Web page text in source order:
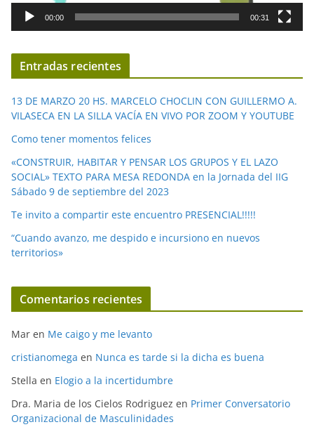
d
í
d
e
o
00:00 00:31
Entradas recientes
13 DE MARZO 20 HS. MARCELO CHOCLIN CON GUILLERMO A.
VILASECA EN LA SILLA VACÍA EN VIVO POR ZOOM Y YOUTUBE
Como tener momentos felices
«CONSTRUIR, HABITAR Y PENSAR LOS GRUPOS Y EL LAZO
SOCIAL» TEXTO PARA MESA REDONDA en la Jornada del IIG
Sábado 9 de septiembre del 2023
Te invito a compartir este encuentro PRESENCIAL!!!!!
“Cuando avanzo, me despido e incursiono en nuevos
territorios»
Comentarios recientes
Mar en Me caigo y me levanto
cristianomega en Nunca es tarde si la dicha es buena
Stella en Elogio a la incertidumbre
Dra. Maria de los Cielos Rodriguez en Primer Conversatorio
Organizacional de Masculinidades